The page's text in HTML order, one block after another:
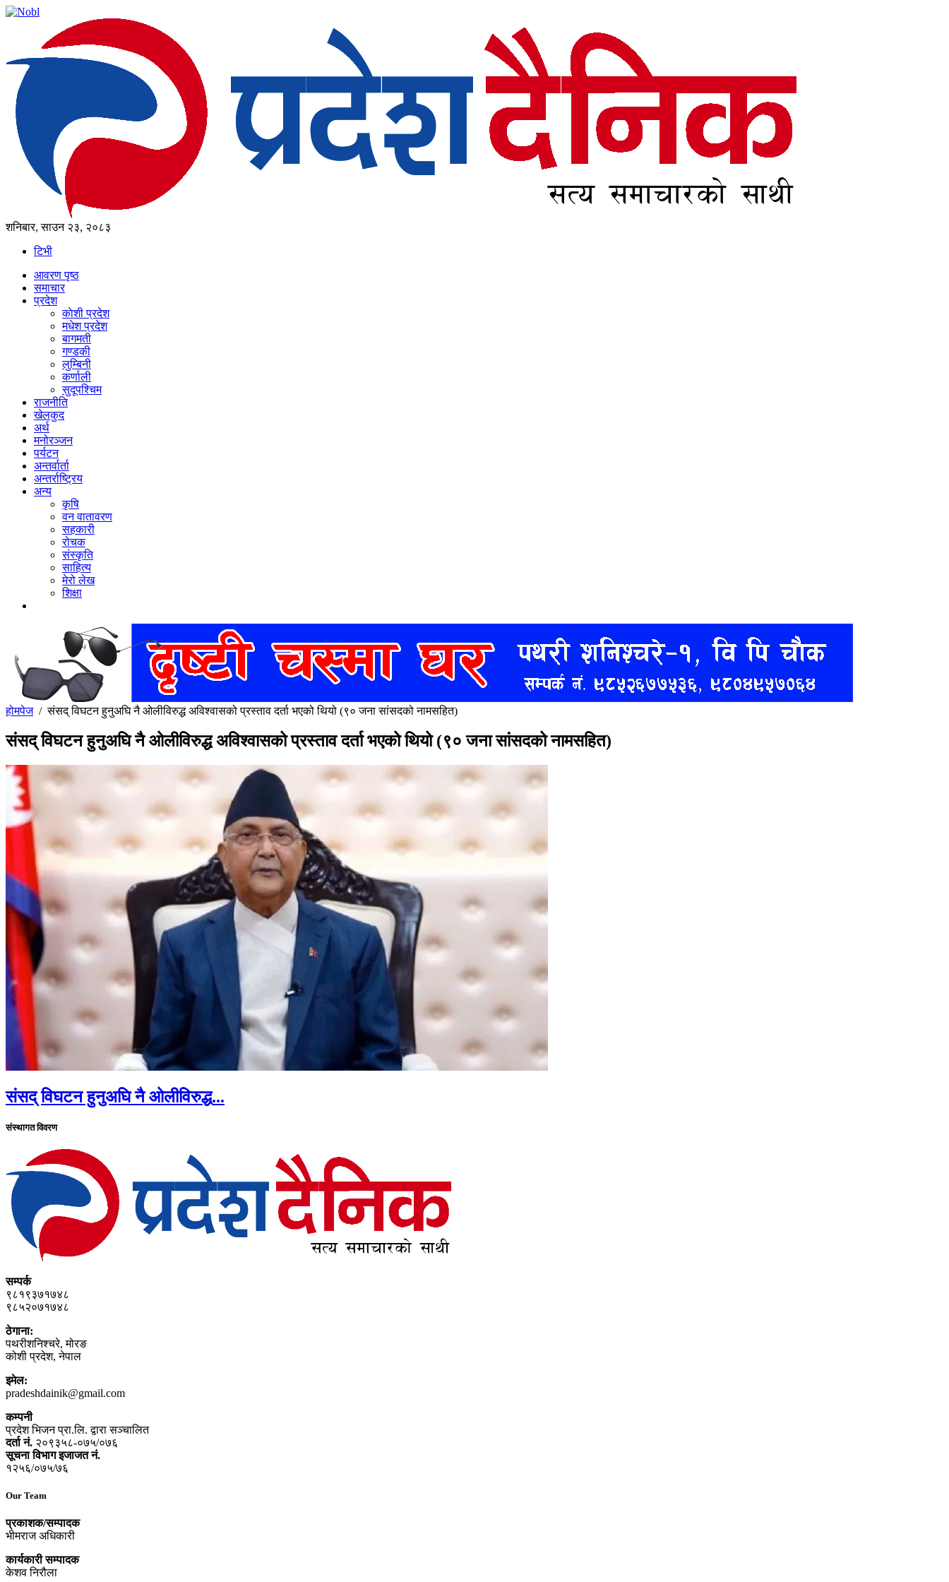
शनिबार, साउन २३, २०८३
टिभी
आवरण पृष्‍ठ
समाचार
प्रदेश
काेशी प्रदेश
मधेश प्रदेश
बागमती
गण्डकी
लुम्बिनी
कर्णाली
सुदूपश्‍चिम
राजनीति
खेलकुद
अर्थ
मनोरञ्‍जन
पर्यटन
अन्तर्वार्ता
अन्तर्राष्‍ट्रिय
अन्य
कृषि
वन वातावरण
सहकारी
रोचक
संस्कृति
साहित्य
मेरो लेख
शिक्षा
होमपेज/संसद् विघटन हुनुअघि नै ओलीविरुद्ध अविश्वासको प्रस्ताव दर्ता भएको थियो (९० जना सांसदको नामसहित)
संसद् विघटन हुनुअघि नै ओलीविरुद्ध अविश्वासको प्रस्ताव दर्ता भएको थियो (९० जना सांसदको नामसहित)
संसद् विघटन हुनुअघि नै ओलीविरुद्ध...
संस्थागत विवरण
सम्पर्क
९८१९३७१७४८
९८५२०७१७४८
ठेगाना:
पथरीशनिश्‍चरे, मोरङ
कोशी प्रदेश, नेपाल
इमेल:
pradeshdainik@gmail.com
कम्पनी
प्रदेश भिजन प्रा.लि. द्वारा सञ्‍चालित
दर्ता नं. २०९३५८-०७५/०७६
सूचना विभाग इजाजत नं.
१२५६/०७५/७६
Our Team
प्रकाशक/सम्पादक
भीमराज अधिकारी
कार्यकारी सम्पादक
केशव निरौला